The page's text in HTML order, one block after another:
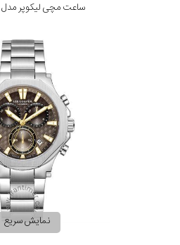
ساعت مچی لیکوپر مدل LC08361.330
نمایش سریع